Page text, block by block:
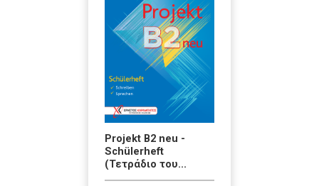
Projekt B2 neu -
Schülerheft
(Τετράδιο του...